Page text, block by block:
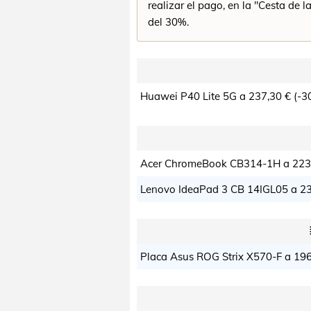
realizar el pago, en la "Cesta de
del 30%.
Huawei P40 Lite 5G a 237,30 € (-
Acer ChromeBook CB314-1H a
Lenovo IdeaPad 3 CB 14IGL05 a
Placa Asus ROG Strix X570-F a